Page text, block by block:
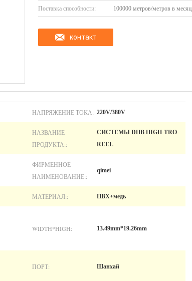
Поставка способности: 100000 метров/метров в месяц
контакт
НАПРЯЖЕНИЕ ТОКА: 220V/380V
НАЗВАНИЕ
ПРОДУКТА::
СИСТЕМЫ DHB HIGH-TRO-
REEL
ФИРМЕННОЕ
НАИМЕНОВАНИЕ::
qimei
МАТЕРИАЛ:: ПВХ+медь
WIDTH*HIGH: 13.49mm*19.26mm
ПОРТ: Шанхай